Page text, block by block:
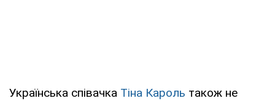
Українська співачка Тіна Кароль також не